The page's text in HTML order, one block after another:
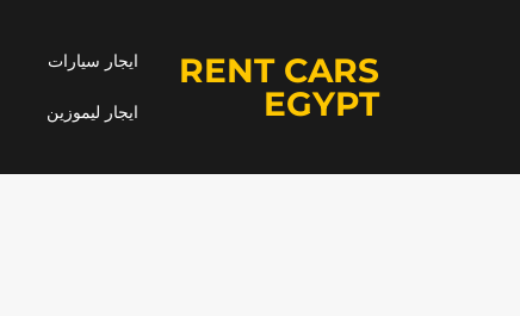
RENT CARS
EGYPT
ايجار سيارات
ايجار ليموزين